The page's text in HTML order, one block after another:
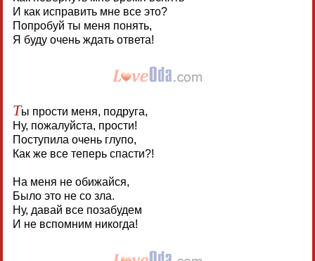
И как исправить мне все это?
Попробуй ты меня понять,
Я буду очень ждать ответа!
Ты прости меня, подруга,
Ну, пожалуйста, прости!
Поступила очень глупо,
Как же все теперь спасти?!
На меня не обижайся,
Было это не со зла.
Ну, давай все позабудем
И не вспомним никогда!